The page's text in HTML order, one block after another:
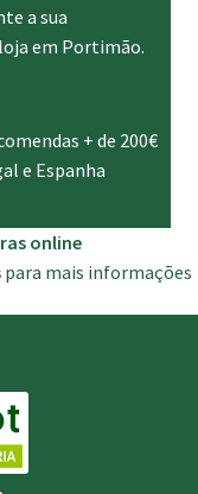
a sua
em Portimão.
+ de 200€
e Espanha
online
para mais informações